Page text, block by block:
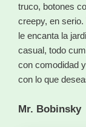
truco, botones
creepy, en
le encanta la
casual, todo
con comodidad
con lo que
Mr. Bobinsky